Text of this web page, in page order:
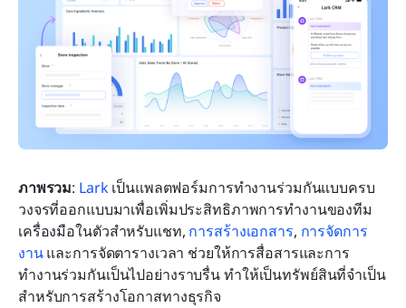
ภาพรวม: Lark เป็นแพลตฟอร์มการทำงานร่วมกันแบบครบ
วงจรที่ออกแบบมาเพื่อเพิ่มประสิทธิภาพการทำงานของทีม
เครื่องมือในตัวสำหรับแชท, การสร้างเอกสาร, การจัดการ
งาน และการจัดตารางเวลา ช่วยให้การสื่อสารและการ
ทำงานร่วมกันเป็นไปอย่างราบรื่น ทำให้เป็นทรัพย์สินที่จำเป็น
สำหรับการสร้างโอกาสทางธุรกิจ